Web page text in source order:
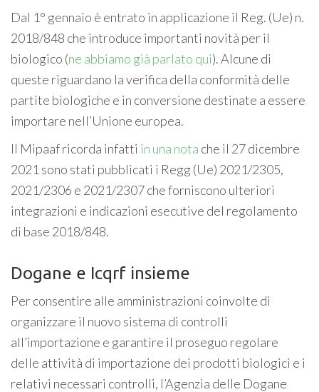
Dal 1° gennaio è entrato in applicazione il Reg. (Ue) n.
2018/848 che introduce importanti novità per il
biologico (ne abbiamo già parlato qui). Alcune di
queste riguardano la verifica della conformità delle
partite biologiche e in conversione destinate a essere
importare nell’Unione europea.
Il Mipaaf ricorda infatti in una nota che il 27 dicembre
2021 sono stati pubblicati i Regg (Ue) 2021/2305,
2021/2306 e 2021/2307 che forniscono ulteriori
integrazioni e indicazioni esecutive del regolamento
di base 2018/848.
Dogane e Icqrf insieme
Per consentire alle amministrazioni coinvolte di
organizzare il nuovo sistema di controlli
all’importazione e garantire il proseguo regolare
delle attività di importazione dei prodotti biologici e i
relativi necessari controlli, l’Agenzia delle Dogane